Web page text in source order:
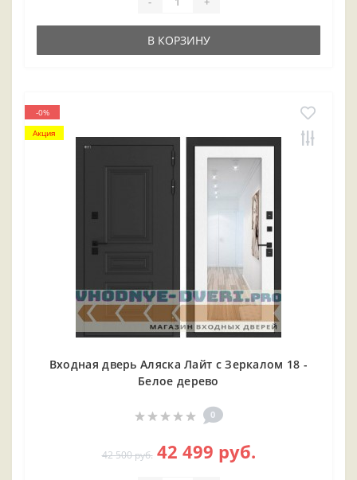
В КОРЗИНУ
-0%
Акция
Входная дверь Аляска Лайт с Зеркалом 18 -
Белое дерево
0
42 500 руб. 42 499 руб.